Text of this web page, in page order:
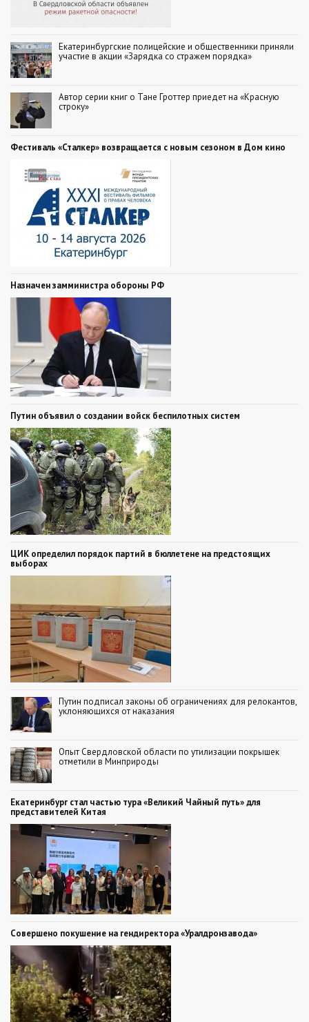
Екатеринбургские полицейские и общественники приняли
участие в акции «Зарядка со стражем порядка»
Автор серии книг о Тане Гроттер приедет на «Красную
строку»
Фестиваль «Сталкер» возвращается с новым сезоном в Дом кино
Назначен замминистра обороны РФ
Путин объявил о создании войск беспилотных систем
ЦИК определил порядок партий в бюллетене на предстоящих
выборах
Путин подписал законы об ограничениях для релокантов,
уклоняющихся от наказания
Опыт Свердловской области по утилизации покрышек
отметили в Минприроды
Екатеринбург стал частью тура «Великий Чайный путь» для
представителей Китая
Совершено покушение на гендиректора «Уралдронзавода»